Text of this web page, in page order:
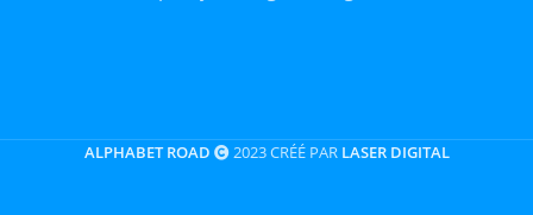
ALPHABET ROAD 2023 CRÉÉ PAR LASER DIGITAL